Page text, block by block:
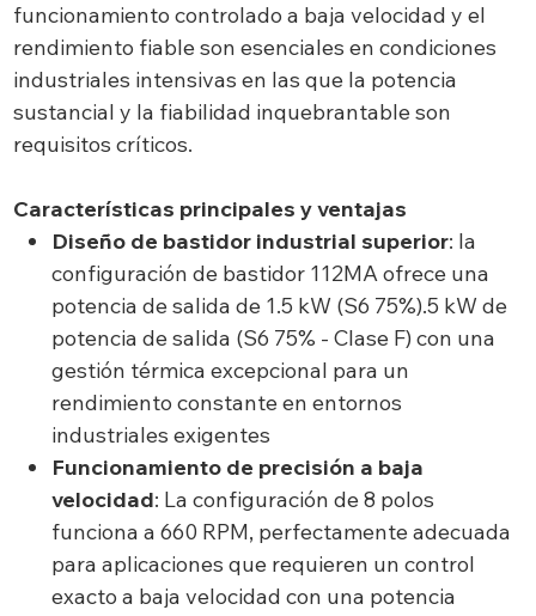
funcionamiento controlado a baja velocidad y el
rendimiento fiable son esenciales en condiciones
industriales intensivas en las que la potencia
sustancial y la fiabilidad inquebrantable son
requisitos críticos.
Características principales y ventajas
Diseño de bastidor industrial superior: la
configuración de bastidor 112MA ofrece una
potencia de salida de 1.5 kW (S6 75%).5 kW de
potencia de salida (S6 75% - Clase F) con una
gestión térmica excepcional para un
rendimiento constante en entornos
industriales exigentes
Funcionamiento de precisión a baja
velocidad: La configuración de 8 polos
funciona a 660 RPM, perfectamente adecuada
para aplicaciones que requieren un control
exacto a baja velocidad con una potencia